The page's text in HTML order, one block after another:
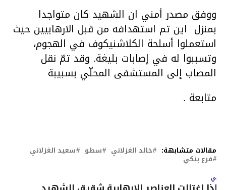
ووفق مصدر أمني ان الشهيد كان متواجدا
بمنزل اين تم استهدافه من قبل الارهابيين حيث
استعملوا أسلحة الكلاشنيكوف في الهجوم،
وتسببوا له في إصابات بليغة. وقد تمّ نقل
المصاب إلى المستشفى المحلّي بسبيبة
متابعة .
مقالات متشابهة: خالد الغزلاني سطو سعيد الغزلاني
فرع بنكي